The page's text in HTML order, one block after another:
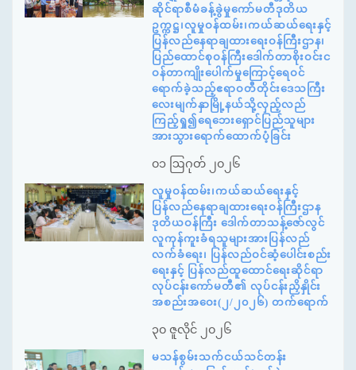
ဆိုင်ရာစီမံခန့်ခွဲမှုကော်မတီဒုတိယ
ဥက္ကဋ္ဌ၊လူမှုဝန်ထမ်း၊ကယ်ဆယ်ရေးနှင့်
ပြန်လည်နေရာချထားရေးဝန်ကြီးဌာန၊
ပြည်ထောင်စုဝန်ကြီးဒေါက်တာစိုးဝင်းင
ဝန်တာကျိုးပေါက်မှုကြောင့်ရေဝင်
ရောက်ခဲ့သည့်ဧရာဝတီတိုင်းဒေသကြီး
လေးမျက်နှာမြို့နယ်သို့လှည့်လည်
ကြည့်ရှု၍ရေဘေးရှောင်ပြည်သူများ
အားသွားရောက်ထောက်ပံ့ခြင်း
၀၁ ဩဂုတ် ၂၀၂၆
လူမှုဝန်ထမ်း၊ကယ်ဆယ်ရေးနှင့်
ပြန်လည်နေရာချထားရေးဝန်ကြီးဌာန
ဒုတိယဝန်ကြီး ဒေါက်တာသန့်ဇော်လွင်
လူကုန်ကူးခံရသူများအားပြန်လည်
လက်ခံရေး၊ ပြန်လည်ဝင်ဆံ့ပေါင်းစည်း
ရေးနှင့် ပြန်လည်ထူထောင်ရေးဆိုင်ရာ
လုပ်ငန်းကော်မတီ၏ လုပ်ငန်းညှိနှိုင်း
အစည်းအဝေး(၂/၂၀၂၆) တက်ရောက်
၃၀ ဇူလိုင် ၂၀၂၆
မသန်စွမ်းသက်ငယ်သင်တန်း